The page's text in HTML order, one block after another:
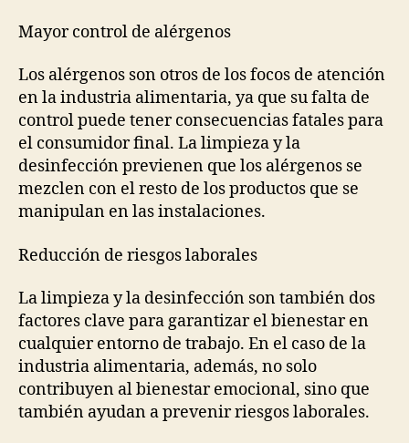
Mayor control de alérgenos
Los alérgenos son otros de los focos de atención
en la industria alimentaria, ya que su falta de
control puede tener consecuencias fatales para
el consumidor final. La limpieza y la
desinfección previenen que los alérgenos se
mezclen con el resto de los productos que se
manipulan en las instalaciones.
Reducción de riesgos laborales
La limpieza y la desinfección son también dos
factores clave para garantizar el bienestar en
cualquier entorno de trabajo. En el caso de la
industria alimentaria, además, no solo
contribuyen al bienestar emocional, sino que
también ayudan a prevenir riesgos laborales.